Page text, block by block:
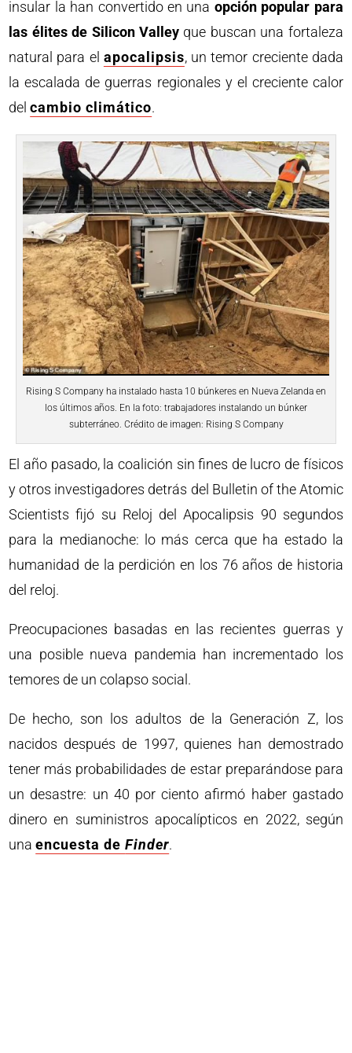
insular la han convertido en una opción popular para
las élites de Silicon Valley que buscan una fortaleza
natural para el apocalipsis, un temor creciente dada
la escalada de guerras regionales y el creciente calor
delcambio climático.
Rising S Company ha instalado hasta 10 búnkeres en Nueva Zelanda en
los últimos años. En la foto: trabajadores instalando un búnker
subterráneo. Crédito de imagen: Rising S Company
El año pasado, la coalición sin fines de lucro de físicos
y otros investigadores detrás del Bulletin of the Atomic
Scientists fijó su Reloj del Apocalipsis 90 segundos
para la medianoche: lo más cerca que ha estado la
humanidad de la perdición en los 76 años de historia
del reloj.
Preocupaciones basadas en las recientes guerras y
una posible nueva pandemia han incrementado los
temores de un colapso social.
De hecho, son los adultos de la Generación Z, los
nacidos después de 1997, quienes han demostrado
tener más probabilidades de estar preparándose para
un desastre: un 40 por ciento afirmó haber gastado
dinero en suministros apocalípticos en 2022, según
unaencuesta deFinder.